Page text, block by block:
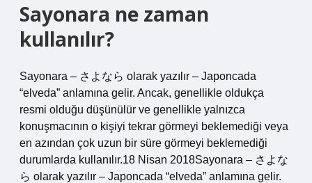
Sayonara ne zaman
kullanılır?
Sayonara – さよなら olarak yazılır – Japoncada
“elveda” anlamına gelir. Ancak, genellikle oldukça
resmi olduğu düşünülür ve genellikle yalnızca
konuşmacının o kişiyi tekrar görmeyi beklemediği veya
en azından çok uzun bir süre görmeyi beklemediği
durumlarda kullanılır.18 Nisan 2018Sayonara – さよな
ら olarak yazılır – Japoncada “elveda” anlamına gelir.